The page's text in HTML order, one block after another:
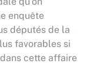
enquête
députés de la
favorables si
cette affaire